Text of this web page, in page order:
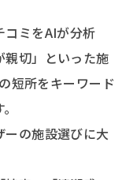
コミをAIが分析
親切」といった施
短所をキーワード
の施設選びに大